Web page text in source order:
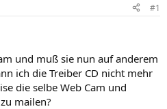
#1
und muß sie nun auf anderem
ich die Treiber CD nicht mehr
die selbe Web Cam und
mailen?